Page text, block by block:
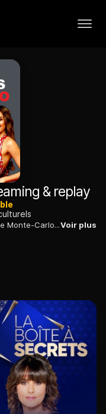
& replay
Retour sur le 59e festival de télévision de Monte-Carlo, qui s'est déroulé du 14 au 18 juin 2019.Voir plus